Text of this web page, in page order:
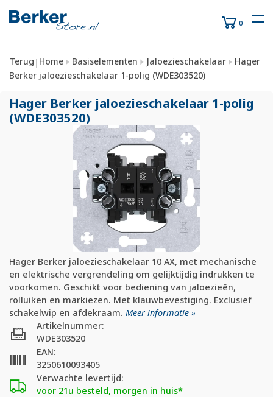
0
Terug | Home Basiselementen Jaloezieschakelaar
Hager
Berker jaloezieschakelaar 1-polig (WDE303520)
Hager Berker jaloezieschakelaar 1-polig
(WDE303520)
Hager Berker jaloezieschakelaar 10 AX, met mechanische
en elektrische vergrendeling om gelijktijdig indrukken te
voorkomen. Geschikt voor bediening van jaloezieën,
rolluiken en markiezen. Met klauwbevestiging. Exclusief
schakelwip en afdekraam. Meer informatie »
Verwachte levertijd:
voor 21u besteld, morgen in huis*
Artikelnummer:
WDE303520
EAN:
3250610093405